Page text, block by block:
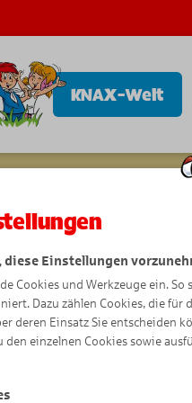
KNAX-Welt
Einstellungen
Cookies und Werkzeuge ein.
Dazu zählen Cookies, die
deren Einsatz Sie entscheiden
den einzelnen Cookies sowie